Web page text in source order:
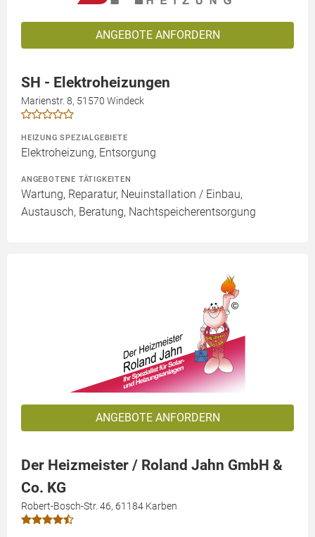
ANGEBOTE ANFORDERN
SH - Elektroheizungen
Marienstr. 8, 51570 Windeck
HEIZUNG SPEZIALGEBIETE
Elektroheizung, Entsorgung
ANGEBOTENE TÄTIGKEITEN
Wartung, Reparatur, Neuinstallation / Einbau,
Austausch, Beratung, Nachtspeicherentsorgung
ANGEBOTE ANFORDERN
Der Heizmeister / Roland Jahn GmbH &
Co. KG
Robert-Bosch-Str. 46, 61184 Karben